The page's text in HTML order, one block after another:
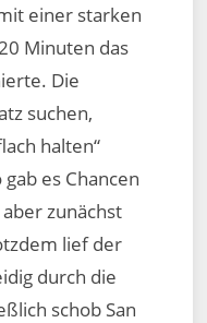
einer starken
Minuten das
Die
suchen,
halten“
es Chancen
zunächst
lief der
durch die
schob San